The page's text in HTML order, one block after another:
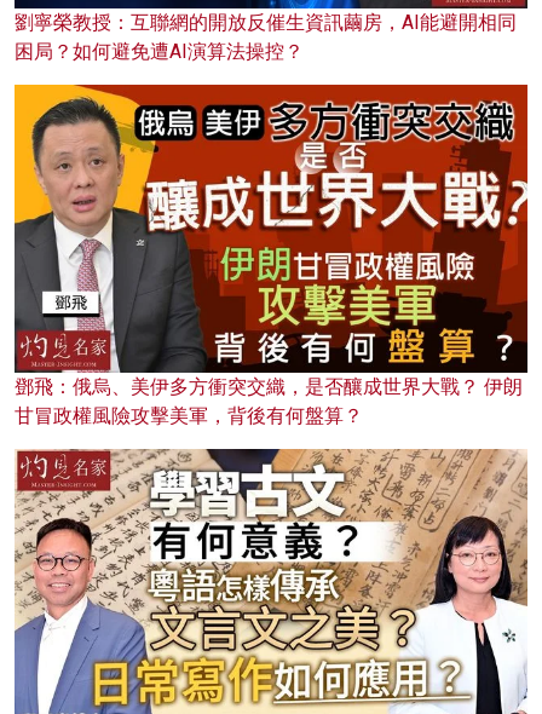
劉寧榮教授：互聯網的開放反催生資訊繭房，AI能避開相同
困局？如何避免遭AI演算法操控？
鄧飛：俄烏、美伊多方衝突交織，是否釀成世界大戰？ 伊朗
甘冒政權風險攻擊美軍，背後有何盤算？